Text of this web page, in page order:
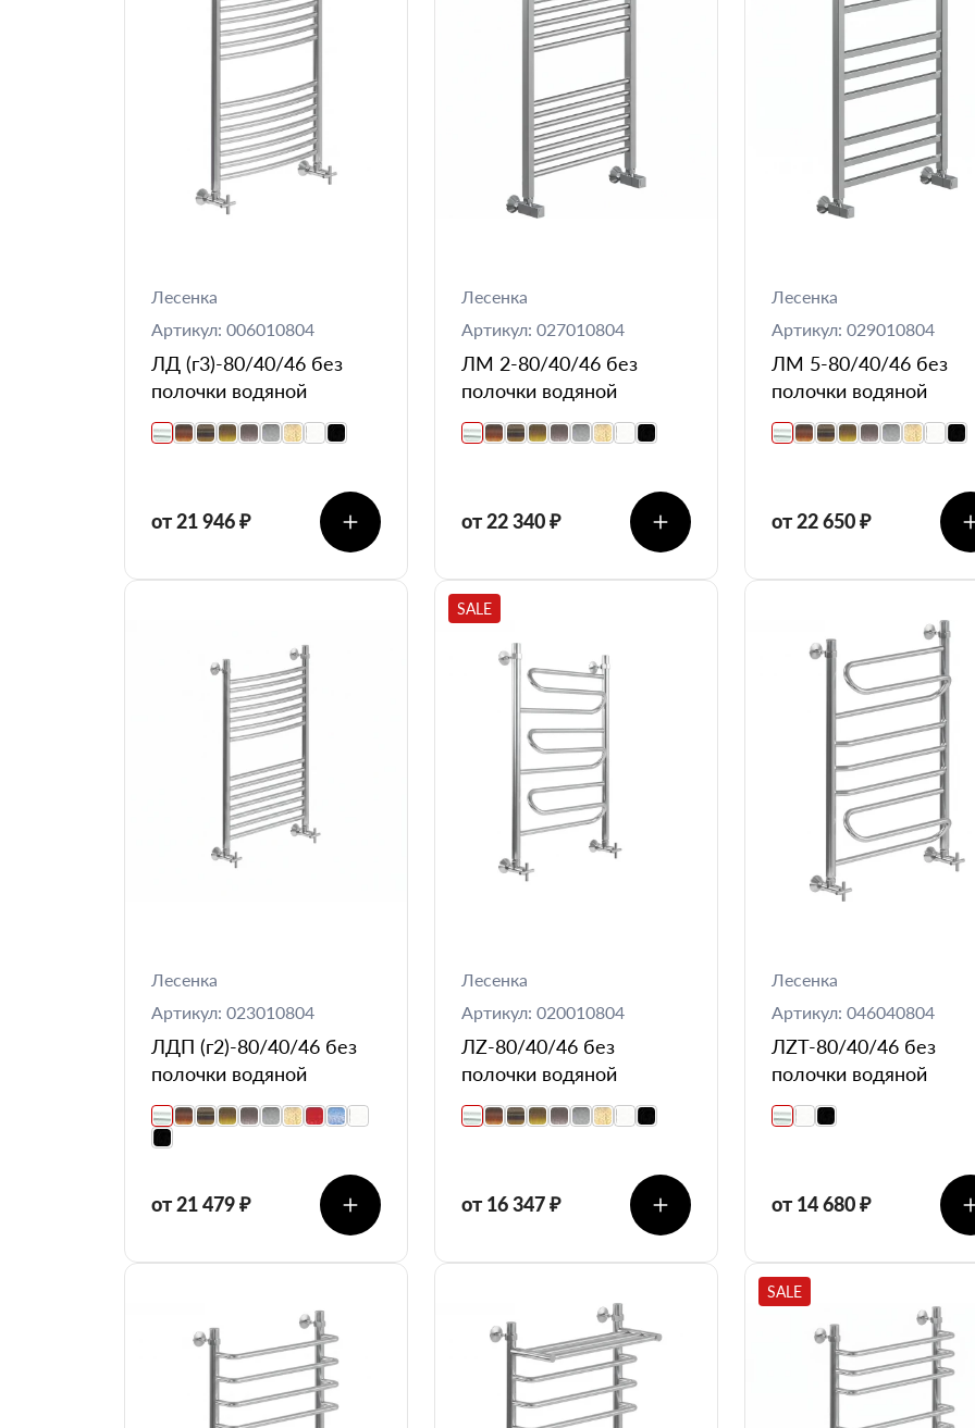
Лесенка
Артикул: 006010804
ЛД (г3)-80/40/46 без
полочки водяной
от 21 946 ₽
Лесенка
Артикул: 027010804
ЛМ 2-80/40/46 без
полочки водяной
от 22 340 ₽
Лесенка
Артикул: 029010804
ЛМ 5-80/40/46 без
полочки водяной
от 22 650 ₽
Лесенка
Артикул: 023010804
ЛДП (г2)-80/40/46 без
полочки водяной
от 21 479 ₽
SALE
Лесенка
Артикул: 020010804
ЛZ-80/40/46 без
полочки водяной
от 16 347 ₽
Лесенка
Артикул: 046040804
ЛZT-80/40/46 без
полочки водяной
от 14 680 ₽
SALE